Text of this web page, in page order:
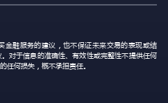
金融服务的建议，也不保证未来交易的表现或结
对于信息的准确性、有效性或完整性不提供任何
任何损失，概不承担责任。